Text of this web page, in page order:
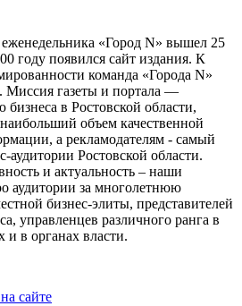
«Город N» вышел 25
году появился сайт издания. К
команда «Города N»
Миссия газеты и портала —
бизнеса в Ростовской области,
объем качественной
а рекламодателям - самый
аудитории Ростовской области.
и актуальность – наши
аудитории за многолетнюю
бизнес-элиты, представителей
управленцев различного ранга в
и в органах власти.
сайте